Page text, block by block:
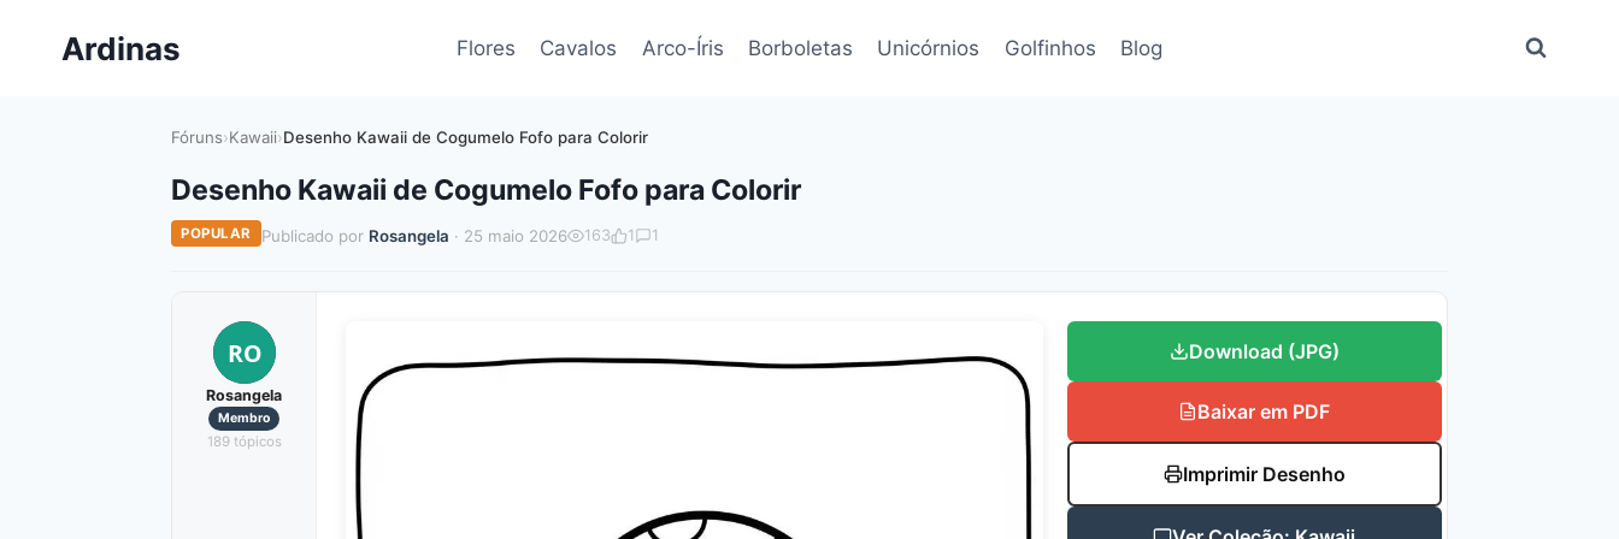
Ardinas Flores Cavalos Arco-Íris Borboletas Unicórnios Golfinhos Blog
Fóruns›Kawaii›Desenho Kawaii de Cogumelo Fofo para Colorir
Desenho Kawaii de Cogumelo Fofo para Colorir
POPULAR Publicado por Rosangela · 25 maio 2026 163 1 1
RO
Rosangela
Membro
189 tópicos
Download (JPG)
Baixar em PDF
Imprimir Desenho